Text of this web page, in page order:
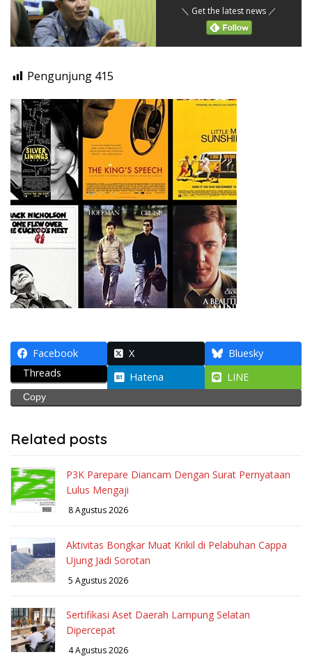
＼ Get the latest news ／
Pengunjung 415
Facebook X
Bluesky
Threads
Hatena LINE
Copy
Related posts
P3K Parepare Diancam Dengan Surat Pernyataan
Lulus Mengaji
8 Agustus 2026
Aktivitas Bongkar Muat Krikil di Pelabuhan Cappa
Ujung Jadi Sorotan
5 Agustus 2026
Sertifikasi Aset Daerah Lampung Selatan
Dipercepat
4 Agustus 2026